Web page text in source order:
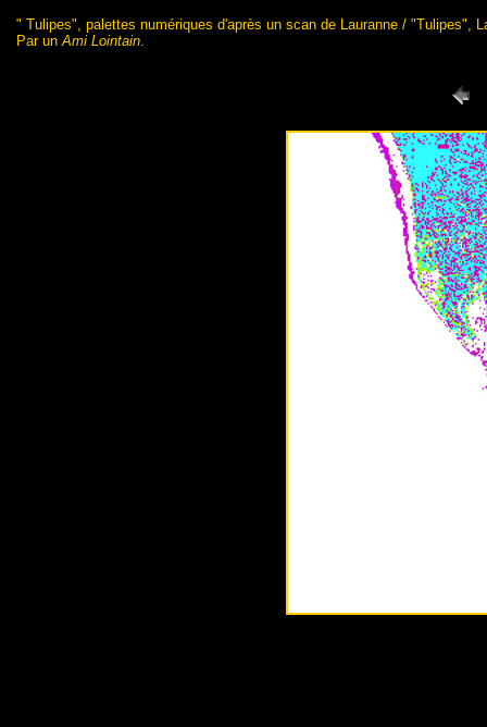
" Tulipes", palettes numériques d'après un scan de Lauranne / "Tulipes",
Par unAmi Lointain.